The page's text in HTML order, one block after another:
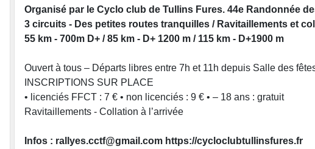
Organisé par le Cyclo club de Tullins Fures. 44e Randonnée
3 circuits - Des petites routes tranquilles / Ravitaillements et
55 km - 700m D+ / 85 km - D+ 1200 m / 115 km - D+1900 m
Ouvert à tous – Départs libres entre 7h et 11h depuis Salle des
INSCRIPTIONS SUR PLACE
• licenciés FFCT : 7 € • non licenciés : 9 € • – 18 ans : gratuit
Ravitaillements - Collation à l’arrivée
Infos : rallyes.cctf@gmail.com https://cycloclubtullinsfures.fr